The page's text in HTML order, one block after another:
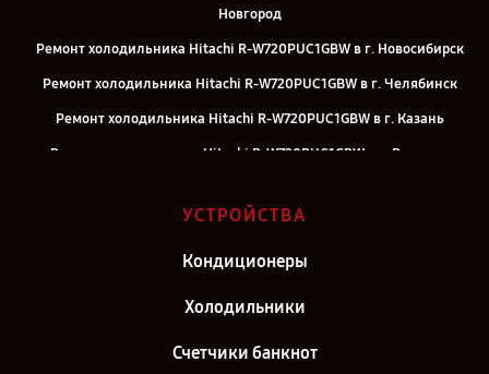
Новгород
Ремонт холодильника Hitachi R-W720PUC1GBW в г. Новосибирск
Ремонт холодильника Hitachi R-W720PUC1GBW в г. Челябинск
Ремонт холодильника Hitachi R-W720PUC1GBW в г. Казань
Ремонт холодильника Hitachi R-W720PUC1GBW в г. Воронеж
Ремонт холодильника Hitachi R-W720PUC1GBW в г. Самара
Ремонт холодильника Hitachi R-W720PUC1GBW в г. Киров
Петербург
УСТРОЙСТВА
Кондиционеры
Холодильники
Счетчики банкнот